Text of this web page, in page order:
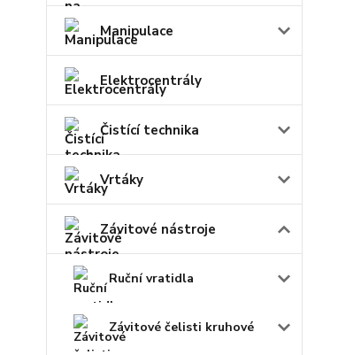
Manipulace
Elektrocentrály
Čistící technika
Vrtáky
Závitové nástroje
Ruční vratidla
Závitové čelisti kruhové